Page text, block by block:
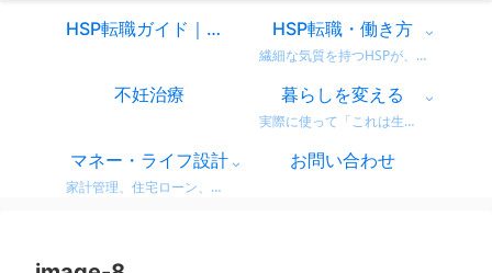
HSP転職ガイド｜仕事を変えるべきか迷ったときに読む、共感と気づきのスタートページ HSP転職・働き方
繊細な気質を持つHSPが、自分に合った働き方を見つけるための情報をまとめています。 営業職での転職体験談や、向いている仕事・避けたい職場の特徴など、リアルな視点からお届け。 「もう我慢しない」働き方を一緒に考えてみませんか？
不妊治療 暮らしを変える
実際に使って「これは生活が変わった！」と感じた商品・サービスのレビューをまとめています。 デロンギのコーヒーマシンやドラム式洗濯機など、日常がちょっと豊かになるリアルな使用感をお届け。 迷っている方の参考になればうれしいです。
マネー・ライフ設計
家計管理、住宅ローン、保険、ふるさと納税など、暮らしのお金にまつわる情報をわかりやすく解説。 無理せず・不安なく、将来に備えるためのヒントをまとめています。 どれも実体験をベースに、生活者目線で書いています。
お問い合わせ